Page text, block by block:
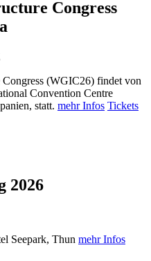
Congress
(WGIC26) findet von
Convention Centre
statt. mehr Infos Tickets
2026
Seepark, Thun mehr Infos